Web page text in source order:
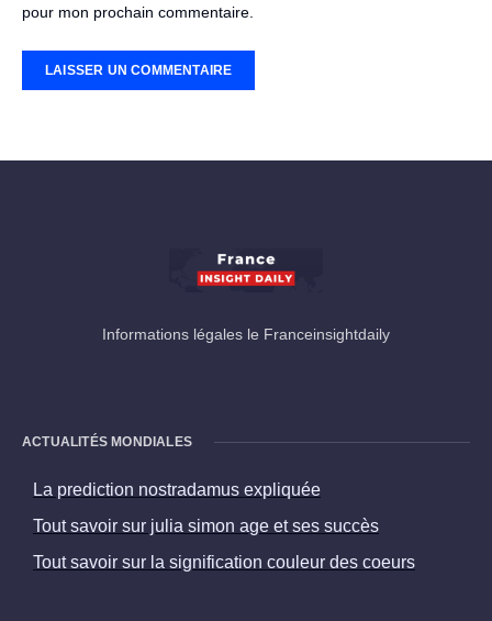
pour mon prochain commentaire.
Informations légales le Franceinsightdaily
ACTUALITÉS MONDIALES
La prediction nostradamus expliquée
Tout savoir sur julia simon age et ses succès
Tout savoir sur la signification couleur des coeurs